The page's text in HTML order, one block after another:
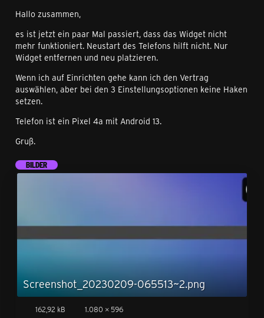
Hallo zusammen,
es ist jetzt ein paar Mal passiert, dass das Widget nicht
mehr funktioniert. Neustart des Telefons hilft nicht. Nur
Widget entfernen und neu platzieren.
Wenn ich auf Einrichten gehe kann ich den Vertrag
auswählen, aber bei den 3 Einstellungsoptionen keine Haken
setzen.
Telefon ist ein Pixel 4a mit Android 13.
Gruß.
BILDER
Screenshot_20230209-065513~2.png
162,92 kB 1.080 × 596